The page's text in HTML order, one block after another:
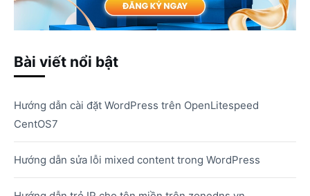
Bài viết nổi bật
Hướng dẫn cài đặt WordPress trên OpenLitespeed
CentOS7
Hướng dẫn sửa lỗi mixed content trong WordPress